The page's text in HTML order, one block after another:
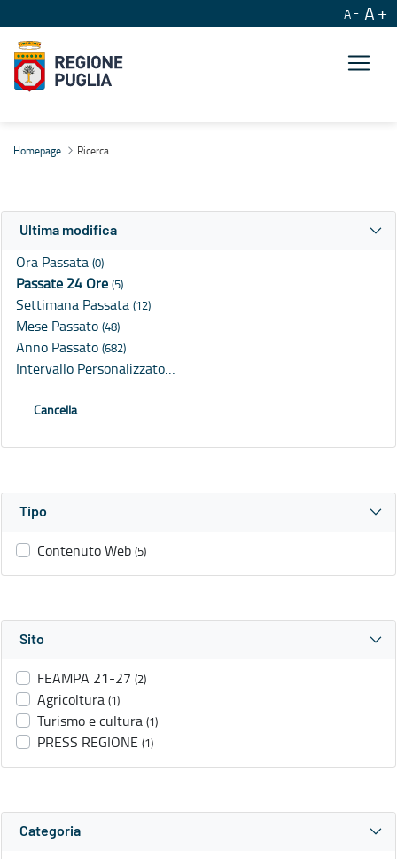
A A
Homepage Ricerca
Ultima modifica
Ora Passata (0)
Passate 24 Ore (5)
Settimana Passata (12)
Mese Passato (48)
Anno Passato (682)
Intervallo Personalizzato…
Cancella
Tipo
Contenuto Web (5)
Sito
FEAMPA 21-27 (2)
Agricoltura (1)
Turismo e cultura (1)
PRESS REGIONE (1)
Categoria